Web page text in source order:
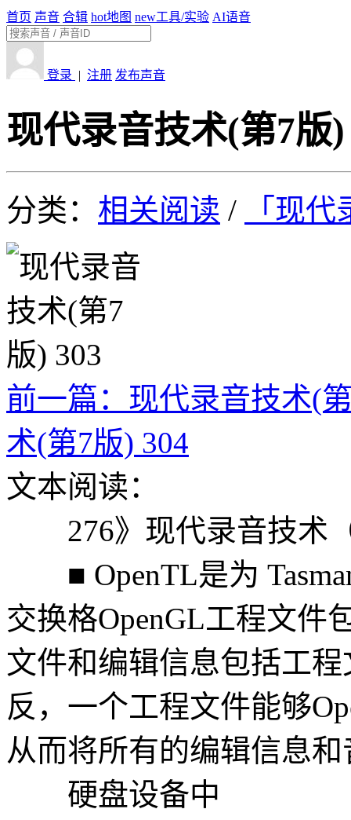
首页 声音 合辑 hot地图 new工具/实验 AI语音
登录 | 注册 发布声音
现代录音技术(第7版)
分类： 相关阅读 / 「现
前一篇：现代录音技术(
术(第7版) 304
文本阅读：
276》现代录音技术
■ OpenTL是为
交换格OpenGL工程文件
文件和编辑信息包括工
反，一个工程文件能够
从而将所有的编辑信息
硬盘设备中